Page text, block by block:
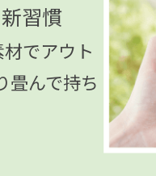
習慣
でアウト
畳んで持ち